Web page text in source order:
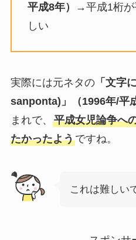
平成8年）
→平成1桁が
しい
実際には元ネタの「文字
sanponta)」（1996年/平
まれで、 平成女児論争へ
たかったようですね。
これは難しい